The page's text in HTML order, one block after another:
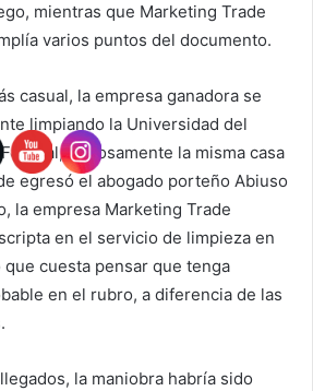
mientras que Marketing Trade
varios puntos del documento.
casual, la empresa ganadora se
limpiando la Universidad del
curiosamente la misma casa
egresó el abogado porteño Abiuso
la empresa Marketing Trade
en el servicio de limpieza en
cuesta pensar que tenga
en el rubro, a diferencia de las
la maniobra habría sido